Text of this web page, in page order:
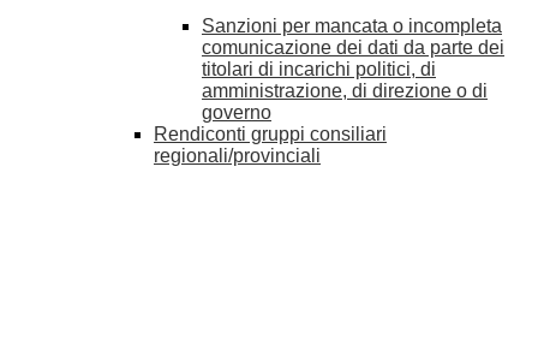
Sanzioni per mancata o incompleta
comunicazione dei dati da parte dei
titolari di incarichi politici, di
amministrazione, di direzione o di
governo
Rendiconti gruppi consiliari
regionali/provinciali